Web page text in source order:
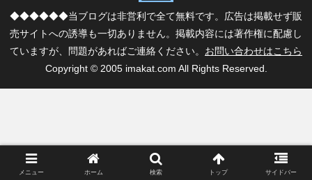
◆◆◆◆◆◆当ブログは非営利で全て無料です。広告は掲載せず販
売サイトへの誘導も一切ありません。掲載内容には著作権に配慮し
ていますが、問題があればご連絡ください。 お問い合わせはこちら
Copyright © 2005 imakat.com All Rights Reserved.
メニュー ホーム 検索 トップ サイドバー